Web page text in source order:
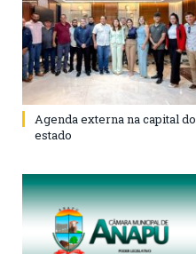
Agenda externa na capital do
estado